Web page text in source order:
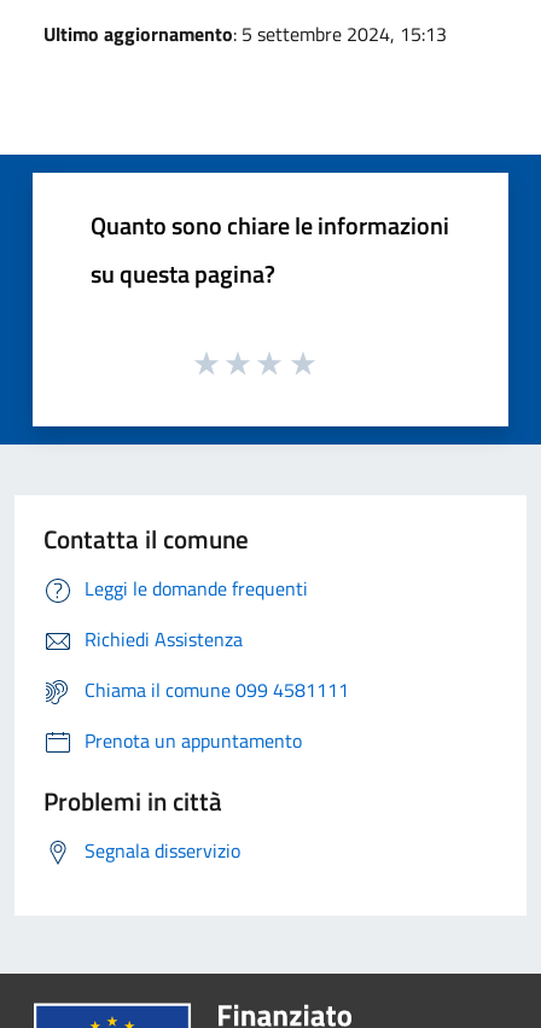
Ultimo aggiornamento: 5 settembre 2024, 15:13
Quanto sono chiare le informazioni
su questa pagina?
Contatta il comune
Leggi le domande frequenti
Richiedi Assistenza
Chiama il comune 099 4581111
Prenota un appuntamento
Problemi in città
Segnala disservizio